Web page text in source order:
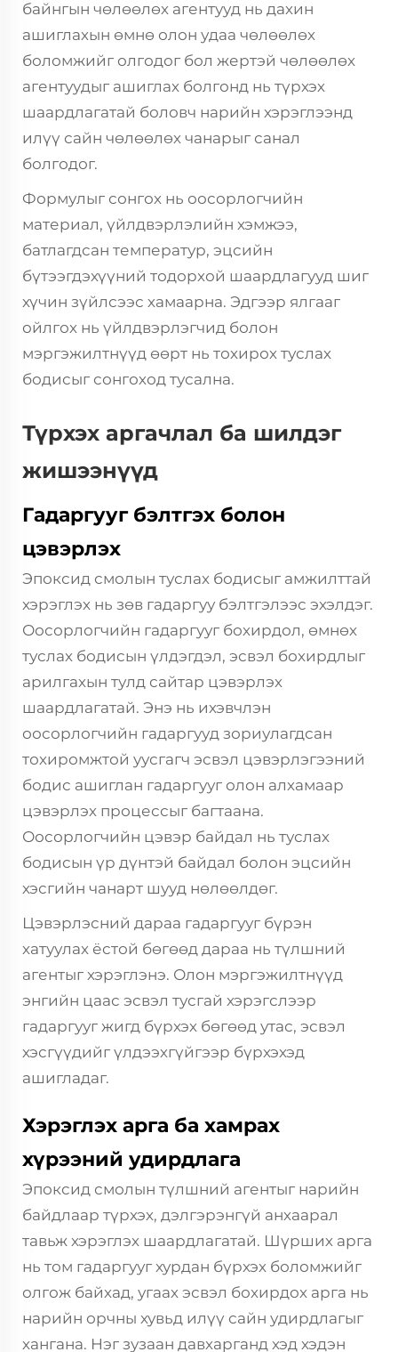
байнгын чөлөөлөх агентууд нь дахин
ашиглахын өмнө олон удаа чөлөөлөх
боломжийг олгодог бол жертэй чөлөөлөх
агентуудыг ашиглах болгонд нь түрхэх
шаардлагатай боловч нарийн хэрэглээнд
илүү сайн чөлөөлөх чанарыг санал
болгодог.
Формулыг сонгох нь оосорлогчийн
материал, үйлдвэрлэлийн хэмжээ,
батлагдсан температур, эцсийн
бүтээгдэхүүний тодорхой шаардлагууд шиг
хүчин зүйлсээс хамаарна. Эдгээр ялгааг
ойлгох нь үйлдвэрлэгчид болон
мэргэжилтнүүд өөрт нь тохирох туслах
бодисыг сонгоход тусална.
Түрхэх аргачлал ба шилдэг
жишээнүүд
Гадаргууг бэлтгэх болон
цэвэрлэх
Эпоксид смолын туслах бодисыг амжилттай
хэрэглэх нь зөв гадаргуу бэлтгэлээс эхэлдэг.
Оосорлогчийн гадаргууг бохирдол, өмнөх
туслах бодисын үлдэгдэл, эсвэл бохирдлыг
арилгахын тулд сайтар цэвэрлэх
шаардлагатай. Энэ нь ихэвчлэн
оосорлогчийн гадаргууд зориулагдсан
тохиромжтой уусгагч эсвэл цэвэрлэгээний
бодис ашиглан гадаргууг олон алхамаар
цэвэрлэх процессыг багтаана.
Оосорлогчийн цэвэр байдал нь туслах
бодисын үр дүнтэй байдал болон эцсийн
хэсгийн чанарт шууд нөлөөлдөг.
Цэвэрлэсний дараа гадаргууг бүрэн
хатуулах ёстой бөгөөд дараа нь түлшний
агентыг хэрэглэнэ. Олон мэргэжилтнүүд
энгийн цаас эсвэл тусгай хэрэгслээр
гадаргууг жигд бүрхэх бөгөөд утас, эсвэл
хэсгүүдийг үлдээхгүйгээр бүрхэхэд
ашигладаг.
Хэрэглэх арга ба хамрах
хүрээний удирдлага
Эпоксид смолын түлшний агентыг нарийн
байдлаар түрхэх, дэлгэрэнгүй анхаарал
тавьж хэрэглэх шаардлагатай. Шүрших арга
нь том гадаргууг хурдан бүрхэх боломжийг
олгож байхад, угаах эсвэл бохирдох арга нь
нарийн орчны хувьд илүү сайн удирдлагыг
хангана. Нэг зузаан давхарганд хэд хэдэн